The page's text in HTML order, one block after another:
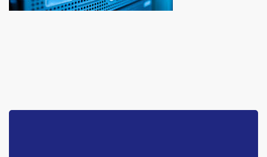
Home WHMCS-bridge